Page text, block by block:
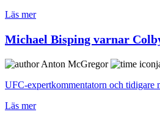
Läs mer
Michael Bisping varnar
Anton McGregor
UFC-expertkommentatorn och tidigare
Läs mer